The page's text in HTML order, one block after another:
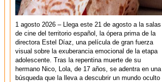
1 agosto 2026 – Llega este 21 de agosto a la salas
de cine del territorio español, la ópera prima de la
directora Estel Díaz, una película de gran fuerza
visual sobre la exuberancia emocional de la etapa
adolescente. Tras la repentina muerte de su
hermano Nico, Lola, de 17 años, se adentra en una
búsqueda que la lleva a descubrir un mundo oculto